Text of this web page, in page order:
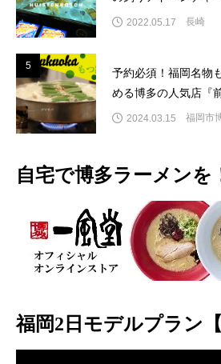
2022.05.17 長崎
5
予約必須！福岡名物
める博多の人気店『
2024.03.15 福岡市
自宅で博多ラーメンを
福岡2日モデルプラン